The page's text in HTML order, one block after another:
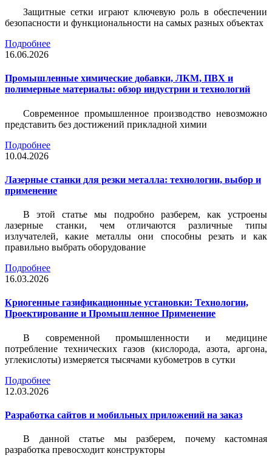
Защитные сетки играют ключевую роль в обеспечении
безопасности и функциональности на самых разных объектах
Подробнее
16.06.2026
Промышленные химические добавки, ЛКМ, ПВХ и
полимерные материалы: обзор индустрии и технологий
Современное промышленное производство невозможно
представить без достижений прикладной химии
Подробнее
10.04.2026
Лазерные станки для резки металла: технологии, выбор и
применение
В этой статье мы подробно разберем, как устроены
лазерные станки, чем отличаются различные типы
излучателей, какие металлы они способны резать и как
правильно выбрать оборудование
Подробнее
16.03.2026
Криогенные газификационные установки: Технологии,
Проектирование и Промышленное Применение
В современной промышленности и медицине
потребление технических газов (кислорода, азота, аргона,
углекислоты) измеряется тысячами кубометров в сутки
Подробнее
12.03.2026
Разработка сайтов и мобильных приложений на заказ
В данной статье мы разберем, почему кастомная
разработка превосходит конструкторы